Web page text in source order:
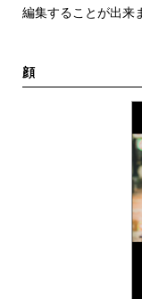
編集することが出来
顔